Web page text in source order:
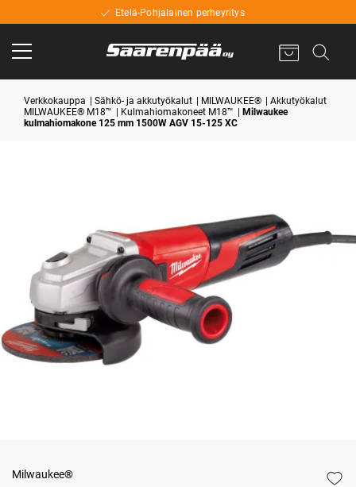
Etelä-Pohjalainen perheyritys
Verkkokauppa Sähkö- ja akkutyökalut MILWAUKEE®
Akkutyökalut
MILWAUKEE® M18™
Kulmahiomakoneet M18™
Milwaukee
kulmahiomakone 125 mm 1500W AGV 15-125 XC
Milwaukee®